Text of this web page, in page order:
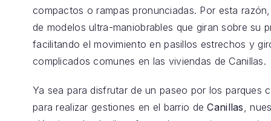
compactos o rampas pronunciadas. Por esta
de modelos ultra-maniobrables que giran sobre su
facilitando el movimiento en pasillos estrechos y
complicados comunes en las viviendas de Canillas.
Ya sea para disfrutar de un paseo por los parques
para realizar gestiones en el barrio deCanillas ,